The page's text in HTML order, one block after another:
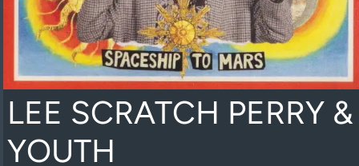
LEE SCRATCH PERRY &
YOUTH